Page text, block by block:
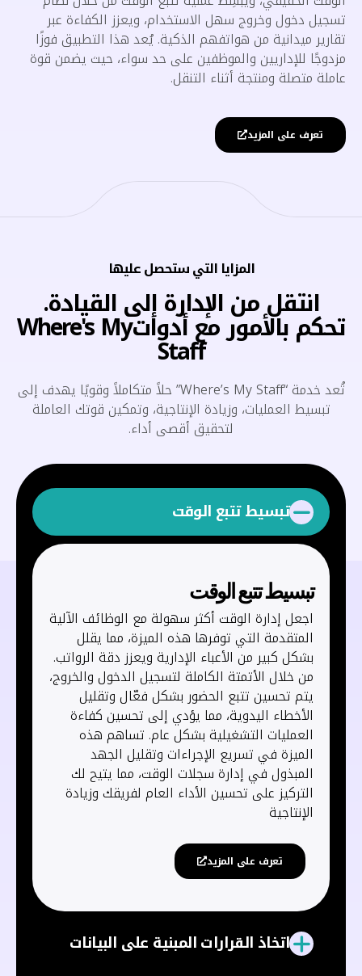
تسجيل دخول وخروج سهل الاستخدام، ويعزز الكفاءة عبر
تقارير ميدانية من هواتفهم الذكية. يُعد هذا التطبيق فوزًا
مزدوجًا للإداريين والموظفين على حد سواء، حيث يضمن قوة
عاملة متصلة ومنتجة أثناء التنقل.
تعرف على المزيد
المزايا التي ستحصل عليها
انتقل من الإدارة إلى القيادة.
تحكم بالأمور مع أدواتWhere's My
Staff
تُعد خدمة “Where’s My Staff” حلاً متكاملاً وقويًا يهدف إلى
تبسيط العمليات، وزيادة الإنتاجية، وتمكين قوتك العاملة
لتحقيق أقصى أداء.
تبسيط تتبع الوقت
تبسيط تتبع الوقت
اجعل إدارة الوقت أكثر سهولة مع الوظائف الآلية
المتقدمة التي توفرها هذه الميزة، مما يقلل
بشكل كبير من الأعباء الإدارية ويعزز دقة الرواتب.
من خلال الأتمتة الكاملة لتسجيل الدخول والخروج،
يتم تحسين تتبع الحضور بشكل فعّال وتقليل
الأخطاء اليدوية، مما يؤدي إلى تحسين كفاءة
العمليات التشغيلية بشكل عام. تساهم هذه
الميزة في تسريع الإجراءات وتقليل الجهد
المبذول في إدارة سجلات الوقت، مما يتيح لك
التركيز على تحسين الأداء العام لفريقك وزيادة
الإنتاجية
تعرف على المزيد
اتخاذ القرارات المبنية على البيانات